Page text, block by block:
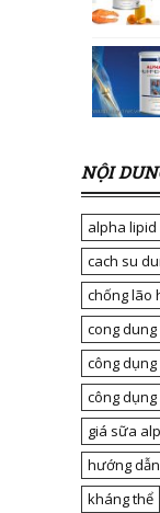
NỘI
alpha lipid
cach su
chống lão
cong
công
công
giá sữa
hướng
kháng thể